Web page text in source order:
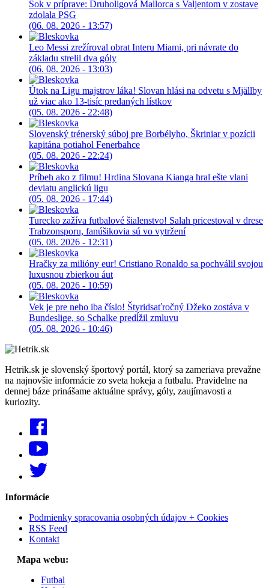
Šok v príprave: Druholigová Mallorca s Valjentom v zostave
zdolala PSG
(06. 08. 2026 - 13:57)
Leo Messi zrežíroval obrat Interu Miami, pri návrate do
základu strelil dva góly
(06. 08. 2026 - 13:03)
Útok na Ligu majstrov láka! Slovan hlási na odvetu s Mjällby
už viac ako 13-tisíc predaných lístkov
(05. 08. 2026 - 22:48)
Slovenský trénerský súboj pre Borbélyho, Škriniar v pozícii
kapitána potiahol Fenerbahce
(05. 08. 2026 - 22:24)
Príbeh ako z filmu! Hrdina Slovana Kianga hral ešte vlani
deviatu anglickú ligu
(05. 08. 2026 - 17:44)
Turecko zažíva futbalové šialenstvo! Salah pricestoval v drese
Trabzonsporu, fanúšikovia sú vo vytržení
(05. 08. 2026 - 12:31)
Hračky za milióny eur! Cristiano Ronaldo sa pochválil svojou
luxusnou zbierkou áut
(05. 08. 2026 - 10:59)
Vek je pre neho iba číslo! Štyridsaťročný Džeko zostáva v
Bundeslige, so Schalke predĺžil zmluvu
(05. 08. 2026 - 10:46)
Hetrik.sk je slovenský športový portál, ktorý sa zameriava prevažne
na najnovšie informácie zo sveta hokeja a futbalu. Pravidelne na
dennej báze prinášame aktuálne správy, góly, zaujímavosti a
kuriozity.
Informácie
Podmienky spracovania osobných údajov + Cookies
RSS Feed
Kontakt
Mapa webu:
Futbal